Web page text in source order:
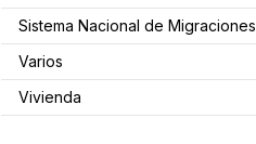
Sistema Nacional de Migraciones
Varios
Vivienda